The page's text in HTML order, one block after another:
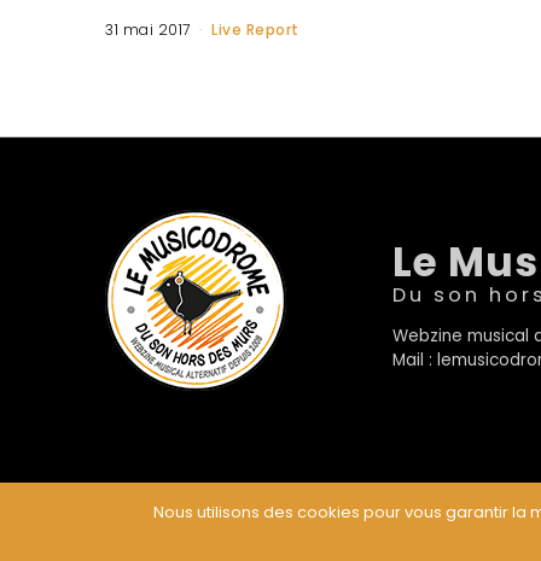
31 mai 2017 Live Report
Le
Du son
Webzine musical
Mail :
Nous utilisons des cookies pour vous garantir la